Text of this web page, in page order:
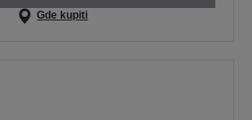
Gde kupiti